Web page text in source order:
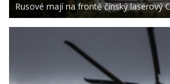
Rusové mají na frontě čínský laserový